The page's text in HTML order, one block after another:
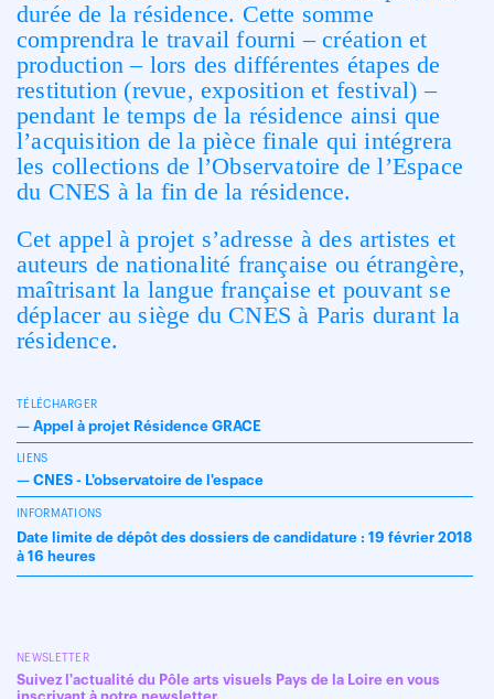
durée de la résidence. Cette somme
comprendra le travail fourni – création et
production – lors des différentes étapes de
restitution (revue, exposition et festival) –
pendant le temps de la résidence ainsi que
l’acquisition de la pièce finale qui intégrera
les collections de l’Observatoire de l’Espace
du CNES à la fin de la résidence.
Cet appel à projet s’adresse à des artistes et
auteurs de nationalité française ou étrangère,
maîtrisant la langue française et pouvant se
déplacer au siège du CNES à Paris durant la
résidence.
TÉLÉCHARGER
— Appel à projet Résidence GRACE
LIENS
— CNES - L'observatoire de l'espace
INFORMATIONS
Date limite de dépôt des dossiers de candidature : 19 février 2018
à 16 heures
NEWSLETTER
Suivez l'actualité du Pôle arts visuels Pays de la Loire en vous